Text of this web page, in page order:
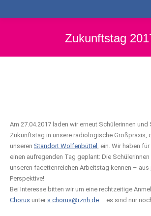
Zukunftstag
Am 27.04.2017 laden wir erneut Schülerinnen und
Zukunftstag in unsere radiologische Großpraxis,
unseren Standort Wolfenbüttel , ein. Wir haben
einen aufregenden Tag geplant: Die
unseren facettenreichen Arbeitstag kennen –
Perspektive!
Bei Interesse bitten wir um eine rechtzeitige
Chorus unter s.chorus@rznh.de – es sind nur